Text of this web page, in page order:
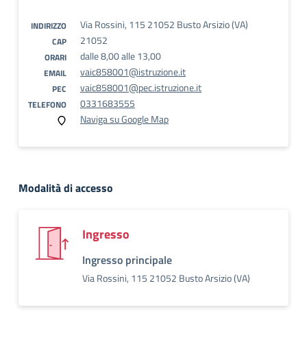
INDIRIZZO Via Rossini, 115 21052 Busto Arsizio (VA)
CAP 21052
ORARI dalle 8,00 alle 13,00
EMAIL vaic858001@istruzione.it
PEC vaic858001@pec.istruzione.it
TELEFONO
0331683555
Naviga su Google Map
Modalità di accesso
Ingresso
Ingresso principale
Via Rossini, 115 21052 Busto Arsizio (VA)